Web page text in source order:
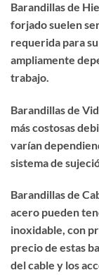
Barandillas de
forjado suelen
requerida para
ampliamente
trabajo.
Barandillas de
más costosas
varían
sistema de
Barandillas de
acero pueden
inoxidable, con
precio de estas
del cable y los